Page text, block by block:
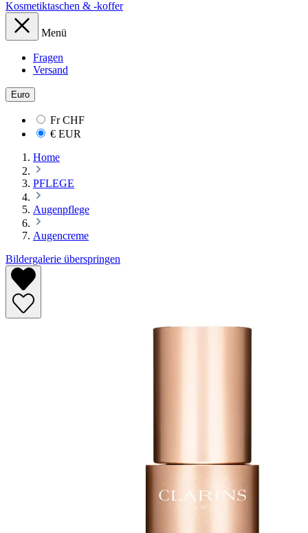
Kosmetiktaschen & -koffer
Menü
Fragen
Versand
Euro
FrCHF
€ EUR
Home
PFLEGE
Augenpflege
Augencreme
Bildergalerie überspringen